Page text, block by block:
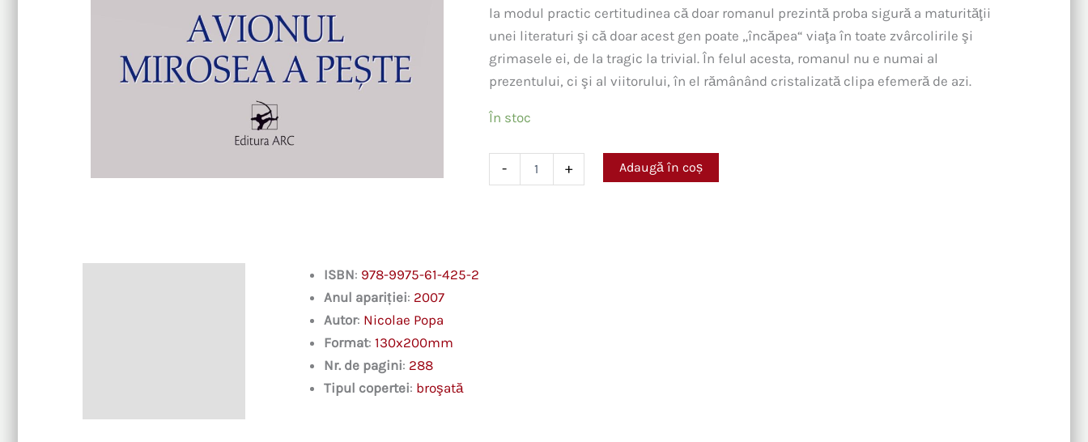
la modul practic certitudinea că doar romanul prezintă proba sigură a maturităţii
unei literaturi şi că doar acest gen poate „încăpea“ viaţa în toate zvârcolirile şi
grimasele ei, de la tragic la trivial. În felul acesta, romanul nu e numai al
prezentului, ci şi al viitorului, în el rămânând cristalizată clipa efemeră de azi.
În stoc
- + Adaugă în coș
ISBN: 978-9975-61-425-2
Anul apariției: 2007
Autor: Nicolae Popa
Format: 130x200mm
Nr. de pagini: 288
Tipul copertei: broşată